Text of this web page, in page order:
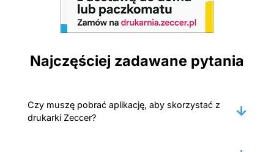
Najczęściej zadawane pytania
Czy muszę pobrać aplikację, aby skorzystać z
drukarki Zeccer?